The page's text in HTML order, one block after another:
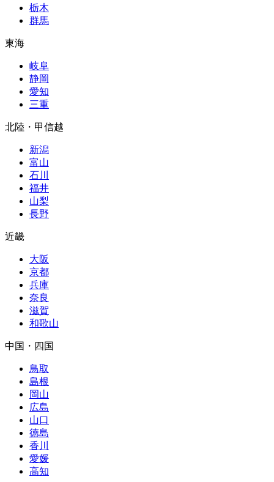
栃木
群馬
東海
岐阜
静岡
愛知
三重
北陸・甲信越
新潟
富山
石川
福井
山梨
長野
近畿
大阪
京都
兵庫
奈良
滋賀
和歌山
中国・四国
鳥取
島根
岡山
広島
山口
徳島
香川
愛媛
高知